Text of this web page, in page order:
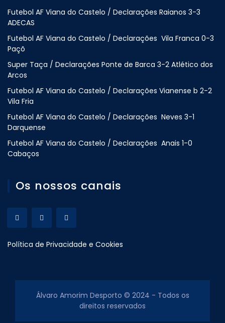
Futebol AF Viana do Castelo / Declarações Raianos 3-3
ADECAS
Futebol AF Viana do Castelo / Declarações Vila Franca 0-3
Paçõ
Super Taça / Declarações Ponte de Barca 3-2 Atlético dos
Arcos
Futebol AF Viana do Castelo / Declarações Vianense b 2-2
Vila Fria
Futebol AF Viana do Castelo / Declarações Neves 3-1
Darquense
Futebol AF Viana do Castelo / Declarações Anais 1-0
Cabaços
Os nossos canais
Política de Privacidade e Cookies
Álvaro Amorim Desporto © 2024 - Todos os
direitos reservados